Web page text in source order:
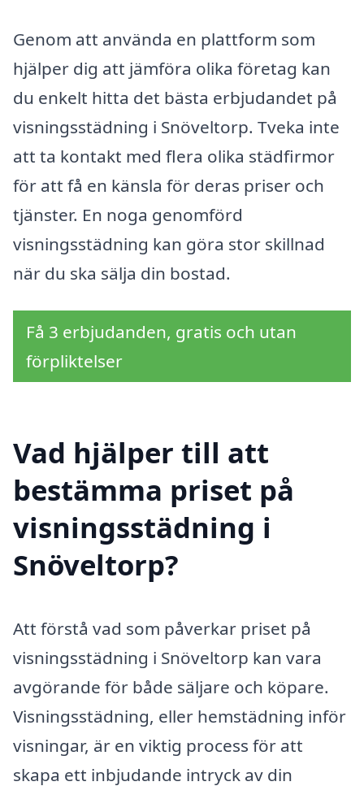
Genom att använda en plattform som
hjälper dig att jämföra olika företag kan
du enkelt hitta det bästa erbjudandet på
visningsstädning i Snöveltorp. Tveka inte
att ta kontakt med flera olika städfirmor
för att få en känsla för deras priser och
tjänster. En noga genomförd
visningsstädning kan göra stor skillnad
när du ska sälja din bostad.
Få 3 erbjudanden, gratis och utan
förpliktelser
Vad hjälper till att
bestämma priset på
visningsstädning i
Snöveltorp?
Att förstå vad som påverkar priset på
visningsstädning i Snöveltorp kan vara
avgörande för både säljare och köpare.
Visningsstädning, eller hemstädning inför
visningar, är en viktig process för att
skapa ett inbjudande intryck av din